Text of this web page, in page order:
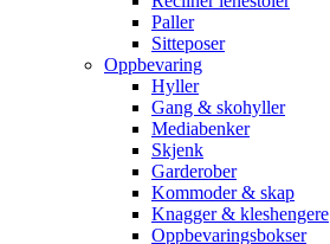
Paller
Sitteposer
Oppbevaring
Hyller
Gang & skohyller
Mediabenker
Skjenk
Garderober
Kommoder & skap
Knagger & kleshengere
Oppbevaringsbokser